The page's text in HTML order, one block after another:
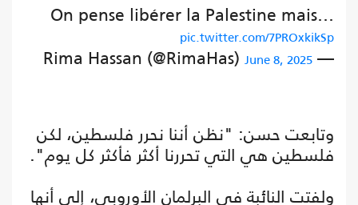
On pense libérer la Palestine mais…
pic.twitter.com/7PROxkikSp
— Rima Hassan (@RimaHas)
June 8, 2025
وتابعت حسن: "نظن أننا نحرر فلسطين، لكن
فلسطين هي التي تحررنا أكثر فأكثر كل يوم".
ولفتت النائبة في البرلمان الأوروبي، إلى أنها